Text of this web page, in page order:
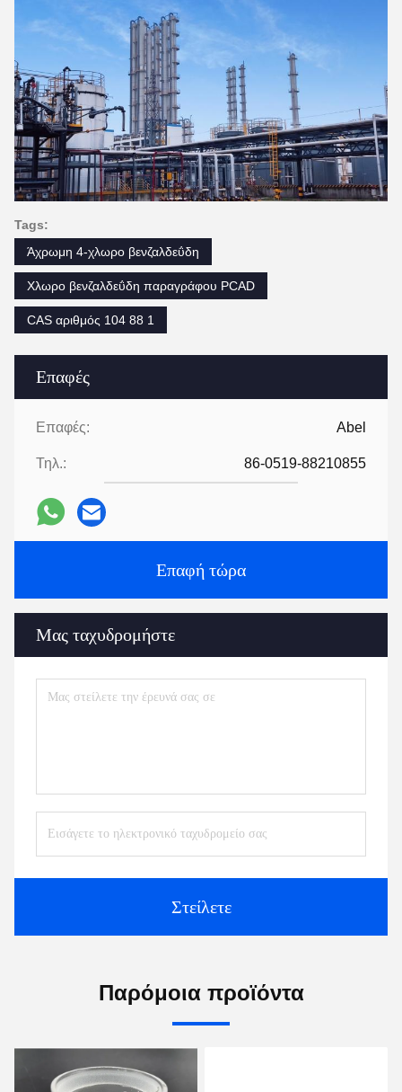
Επαφές
Επαφές: Abel
Τηλ.: 86-0519-88210855
Επαφή τώρα
Μας ταχυδρομήστε
Στείλετε
Tags:
Άχρωμη 4-χλωρο βενζαλδεΰδη
Χλωρο βενζαλδεΰδη παραγράφου PCAD
CAS αριθμός 104 88 1
Παρόμοια προϊόντα